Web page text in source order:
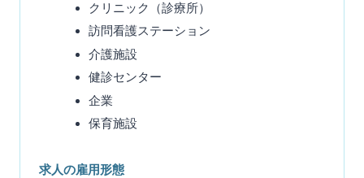
クリニック（診療所）
訪問看護ステーション
介護施設
健診センター
企業
保育施設
求人の雇用形態